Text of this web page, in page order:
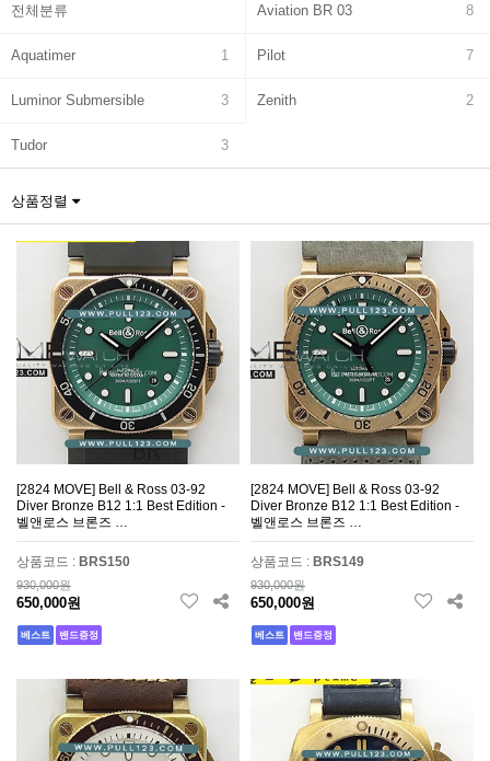
전체분류 Aviation BR 03 8
Aquatimer 1 Pilot 7
Luminor Submersible 3 Zenith 2
Tudor 3
상품정렬
[2824 MOVE] Bell & Ross 03-92
Diver Bronze B12 1:1 Best Edition -
벨앤로스 브론즈 …
상품코드 : BRS150
930,000원
650,000원
베스트 밴드증정
[2824 MOVE] Bell & Ross 03-92
Diver Bronze B12 1:1 Best Edition -
벨앤로스 브론즈 …
상품코드 : BRS149
930,000원
650,000원
베스트 밴드증정